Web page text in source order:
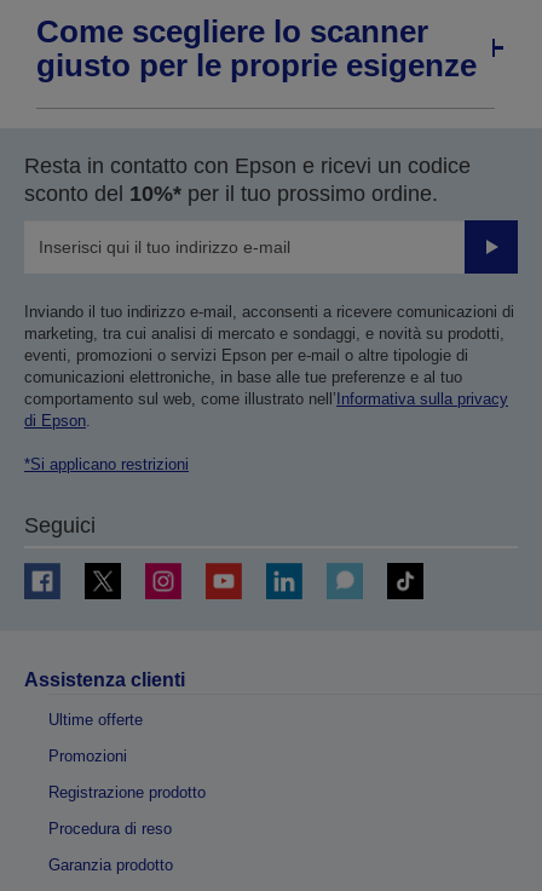
Come scegliere lo scanner
giusto per le proprie esigenze
Resta in contatto con Epson e ricevi un codice
sconto del 10%* per il tuo prossimo ordine.
Invia
Inviando il tuo indirizzo e-mail, acconsenti a ricevere comunicazioni di
marketing, tra cui analisi di mercato e sondaggi, e novità su prodotti,
eventi, promozioni o servizi Epson per e-mail o altre tipologie di
comunicazioni elettroniche, in base alle tue preferenze e al tuo
comportamento sul web, come illustrato nell’ Informativa sulla privacy
di Epson
*Si applicano restrizioni
Seguici
Assistenza clienti
Ultime offerte
Promozioni
Registrazione prodotto
Procedura di reso
Garanzia prodotto